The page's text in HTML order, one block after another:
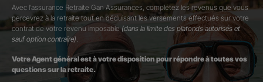
Avec l’assurance Retraite Gan Assurances, complétez les revenus que vous
percevrez à la retraite tout en déduisant les versements effectués sur votre
contrat de votre revenu imposable (dans la limite des plafonds autorisés et
sauf option contraire).
Votre Agent général est à votre disposition pour répondre à toutes vos
questions sur la retraite.